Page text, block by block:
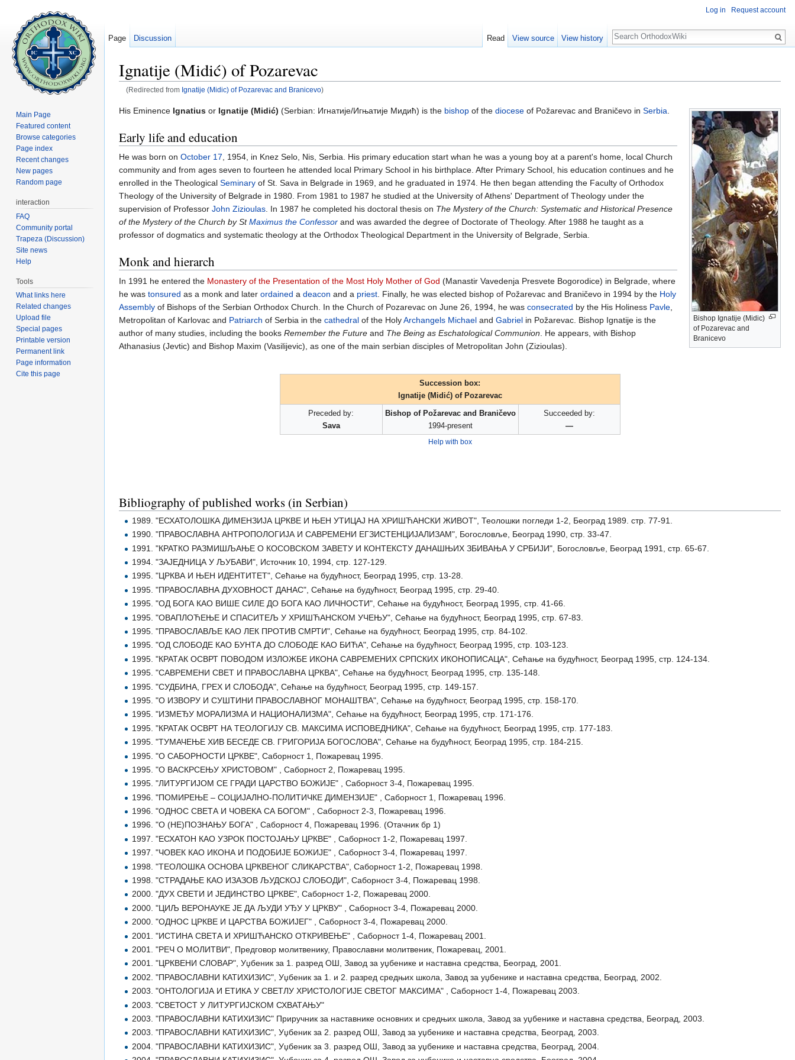
Ignatije (Midić) of Pozarevac
(Redirected from Ignatije (Midic) of Pozarevac and Branicevo)
Bishop Ignatije (Midic)
of Pozarevac and
Branicevo
His Eminence Ignatius or Ignatije (Midić) (Serbian: Игнатије/Игњатије Мидић) is the bishop of the diocese of Požarevac and Braničevo in Serbia
Early life and education
He was born on October 17 , 1954, in Knez Selo, Nis, Serbia. His primary education start whan he was a young boy at a parent's home, local Church
community and from ages seven to fourteen he attended local Primary School in his birthplace. After Primary School, his education continues and he
enrolled in the Theological Seminary of St. Sava in Belgrade in 1969, and he graduated in 1974. He then began attending the Faculty of Orthodox
Theology of the University of Belgrade in 1980. From 1981 to 1987 he studied at the University of Athens' Department of Theology under the
supervision of Professor John Zizioulas . In 1987 he completed his doctoral thesis on The Mystery of the Church: Systematic and Historical Presence
of the Mystery of the Church by StMaximus the Confessor and was awarded the degree of Doctorate of Theology. After 1988 he taught as a
professor of dogmatics and systematic theology at the Orthodox Theological Department in the University of Belgrade, Serbia.
Monk and hierarch
In 1991 he entered the Monastery of the Presentation of the Most Holy Mother of God (Manastir Vavedenja Presvete Bogorodice) in Belgrade, where
he was tonsured as a monk and later ordained a deacon and a priest . Finally, he was elected bishop of Požarevac and Braničevo in 1994 by the Holy
Assembly of Bishops of the Serbian Orthodox Church. In the Church of Pozarevac on June 26, 1994, he was consecrated by the His Holiness Pavle
Metropolitan of Karlovac and Patriarch of Serbia in the cathedral of the HolyArchangels Michael and Gabriel in Požarevac. Bishop Ignatije is the
author of many studies, including the books Remember the Future and The Being as Eschatological Communion . He appears, with Bishop
Athanasius (Jevtic) and Bishop Maxim (Vasilijevic), as one of the main serbian disciples of Metropolitan John (Zizioulas).
Succession box:
Ignatije (Midić) of Pozarevac
Preceded by:
Sava
Bishop of Požarevac and Braničevo
1994-present
Succeeded by:
—
Help with box
Bibliography of published works (in Serbian)
1989. "ЕСХАТОЛОШКА ДИМЕНЗИЈА ЦРКВЕ И ЊЕН УТИЦАЈ НА ХРИШЋАНСКИ ЖИВОТ", Теолошки погледи 1-2, Београд 1989. стр. 77-91.
1990. "ПРАВОСЛАВНА АНТРОПОЛОГИЈА И САВРЕМЕНИ ЕГЗИСТЕНЦИЈАЛИЗАМ", Богословље, Београд 1990, стр. 33-47.
1991. "КРАТКО РАЗМИШЉАЊЕ О КОСОВСКОМ ЗАВЕТУ И КОНТЕКСТУ ДАНАШЊИХ ЗБИВАЊА У СРБИЈИ", Богословље, Београд 1991, стр. 65-67.
1994. "ЗАЈЕДНИЦА У ЉУБАВИ", Источник 10, 1994, стр. 127-129.
1995. "ЦРКВА И ЊЕН ИДЕНТИТЕТ", Сећање на будућност, Београд 1995, стр. 13-28.
1995. "ПРАВОСЛАВНА ДУХОВНОСТ ДАНАС", Сећање на будућност, Београд 1995, стр. 29-40.
1995. "ОД БОГА КАО ВИШЕ СИЛЕ ДО БОГА КАО ЛИЧНОСТИ", Сећање на будућност, Београд 1995, стр. 41-66.
1995. "ОВАПЛОЋЕЊЕ И СПАСИТЕЉ У ХРИШЋАНСКОМ УЧЕЊУ", Сећање на будућност, Београд 1995, стр. 67-83.
1995. "ПРАВОСЛАВЉЕ КАО ЛЕК ПРОТИВ СМРТИ", Сећање на будућност, Београд 1995, стр. 84-102.
1995. "ОД СЛОБОДЕ КАО БУНТА ДО СЛОБОДЕ КАО БИЋА", Сећање на будућност, Београд 1995, стр. 103-123.
1995. "КРАТАК ОСВРТ ПОВОДОМ ИЗЛОЖБЕ ИКОНА САВРЕМЕНИХ СРПСКИХ ИКОНОПИСАЦА", Сећање на будућност, Београд 1995, стр. 124-134.
1995. "САВРЕМЕНИ СВЕТ И ПРАВОСЛАВНА ЦРКВА", Сећање на будућност, Београд 1995, стр. 135-148.
1995. "СУДБИНА, ГРЕХ И СЛОБОДА", Сећање на будућност, Београд 1995, стр. 149-157.
1995. "О ИЗВОРУ И СУШТИНИ ПРАВОСЛАВНОГ МОНАШТВА", Сећање на будућност, Београд 1995, стр. 158-170.
1995. "ИЗМЕЂУ МОРАЛИЗМА И НАЦИОНАЛИЗМА", Сећање на будућност, Београд 1995, стр. 171-176.
1995. "КРАТАК ОСВРТ НА ТЕОЛОГИЈУ СВ. МАКСИМА ИСПОВЕДНИКА", Сећање на будућност, Београд 1995, стр. 177-183.
1995. "ТУМАЧЕЊЕ XИВ БЕСЕДЕ СВ. ГРИГОРИЈА БОГОСЛОВА", Сећање на будућност, Београд 1995, стр. 184-215.
1995. "О САБОРНОСТИ ЦРКВЕ", Саборност 1, Пожаревац 1995.
1995. "О ВАСКРСЕЊУ ХРИСТОВОМ" , Саборност 2, Пожаревац 1995.
1995. "ЛИТУРГИЈОМ СЕ ГРАДИ ЦАРСТВО БОЖИЈЕ" , Саборност 3-4, Пожаревац 1995.
1996. "ПОМИРЕЊЕ – СОЦИЈАЛНО-ПОЛИТИЧКЕ ДИМЕНЗИЈЕ" , Саборност 1, Пожаревац 1996.
1996. "ОДНОС СВЕТА И ЧОВЕКА СА БОГОМ" , Саборност 2-3, Пожаревац 1996.
1996. "О (НЕ)ПОЗНАЊУ БОГА" , Саборност 4, Пожаревац 1996. (Отачник бр 1)
1997. "ЕСХАТОН КАО УЗРОК ПОСТОЈАЊУ ЦРКВЕ" , Саборност 1-2, Пожаревац 1997.
1997. "ЧОВЕК КАО ИКОНА И ПОДОБИЈЕ БОЖИЈЕ" , Саборност 3-4, Пожаревац 1997.
1998. "ТЕОЛОШКА ОСНОВА ЦРКВЕНОГ СЛИКАРСТВА", Саборност 1-2, Пожаревац 1998.
1998. "СТРАДАЊЕ КАО ИЗАЗОВ ЉУДСКОЈ СЛОБОДИ", Саборност 3-4, Пожаревац 1998.
2000. "ДУХ СВЕТИ И ЈЕДИНСТВО ЦРКВЕ", Саборност 1-2, Пожаревац 2000.
2000. "ЦИЉ ВЕРОНАУКЕ ЈЕ ДА ЉУДИ УЂУ У ЦРКВУ" , Саборност 3-4, Пожаревац 2000.
2000. "ОДНОС ЦРКВЕ И ЦАРСТВА БОЖИЈЕГ" , Саборност 3-4, Пожаревац 2000.
2001. "ИСТИНА СВЕТА И ХРИШЋАНСКО ОТКРИВЕЊЕ" , Саборност 1-4, Пожаревац 2001.
2001. "РЕЧ О МОЛИТВИ", Предговор молитвенику, Православни молитвеник, Пожаревац, 2001.
2001. "ЦРКВЕНИ СЛОВАР", Уџбеник за 1. разред ОШ, Завод за уџбенике и наставна средства, Београд, 2001.
2002. "ПРАВОСЛАВНИ КАТИХИЗИС", Уџбеник за 1. и 2. разред средњих школа, Завод за уџбенике и наставна средства, Београд, 2002.
2003. "ОНТОЛОГИЈА И ЕТИКА У СВЕТЛУ ХРИСТОЛОГИЈЕ СВЕТОГ МАКСИМА" , Саборност 1-4, Пожаревац 2003.
2003. "СВЕТОСТ У ЛИТУРГИЈСКОМ СХВАТАЊУ"
2003. "ПРАВОСЛАВНИ КАТИХИЗИС" Приручник за наставнике основних и средњих школа, Завод за уџбенике и наставна средства, Београд, 2003.
2003. "ПРАВОСЛАВНИ КАТИХИЗИС", Уџбеник за 2. разред ОШ, Завод за уџбенике и наставна средства, Београд, 2003.
2004. "ПРАВОСЛАВНИ КАТИХИЗИС", Уџбеник за 3. разред ОШ, Завод за уџбенике и наставна средства, Београд, 2004.
Log in Request account
Page Discussion Read View source View history
Search
Main Page
Featured content
Browse categories
Page index
Recent changes
New pages
Random page
interaction
FAQ
Community portal
Trapeza (Discussion)
Site news
Help
Tools
What links here
Related changes
Upload file
Special pages
Printable version
Permanent link
Page information
Cite this page